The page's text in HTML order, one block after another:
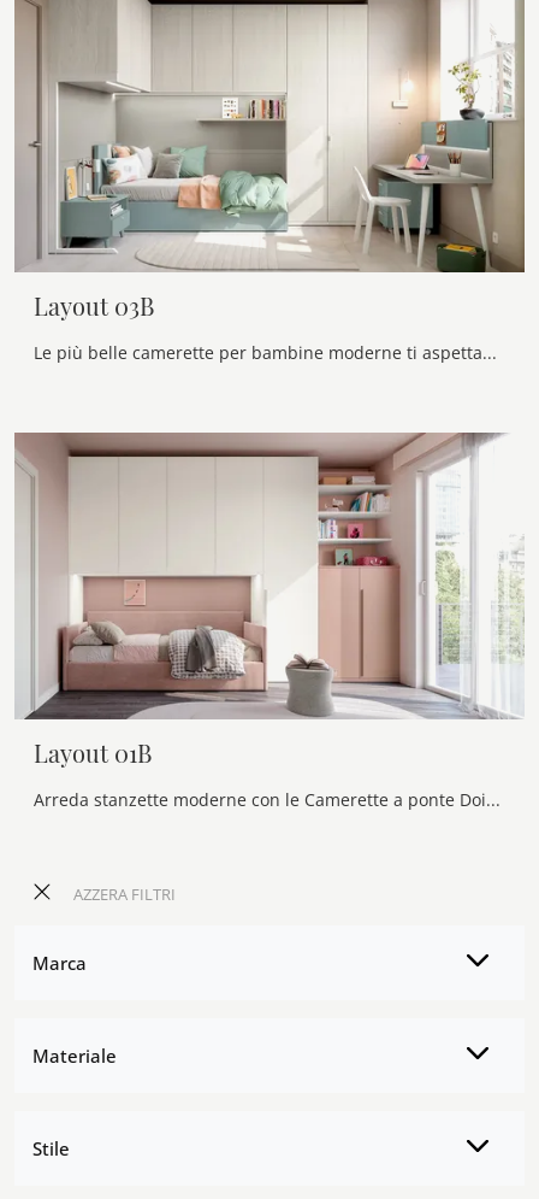
AZZERA FILTRI
Marca
Materiale
Stile
Layout 03B
Le più belle camerette per bambine moderne ti aspettano! Scopri il modello Layout 03B di Doimo Cityline.
Layout 01B
Arreda stanzette moderne con le Camerette a ponte Doimo Cityline! Il modello Layout 01B in laccato opaco è per bambine.